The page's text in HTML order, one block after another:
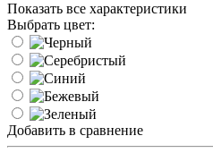
Показать все характеристики
Выбрать цвет:
Добавить в сравнение